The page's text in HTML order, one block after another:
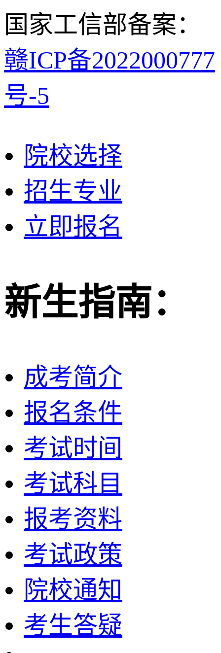
国家工信部备案：
赣ICP备2022000777
号-5
院校选择
招生专业
立即报名
新生指南：
成考简介
报名条件
考试时间
考试科目
报考资料
考试政策
院校通知
考生答疑